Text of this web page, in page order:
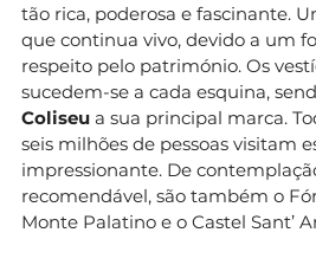
tão rica, poderosa e fascinante.
que continua vivo, devido a um
respeito pelo património. Os
sucedem-se a cada esquina,
Coliseu a sua principal marca.
seis milhões de pessoas visitam
impressionante. De
recomendável, são também o
Monte Palatino e o Castel Sant’